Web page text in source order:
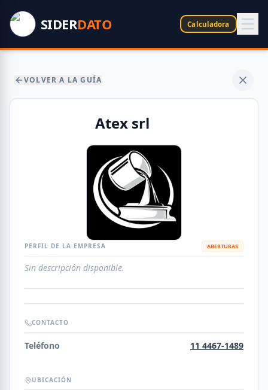
SIDERDATO Calculadora
VOLVER A LA GUÍA
Atex srl
PERFIL DE LA EMPRESA ABERTURAS
Sin descripción disponible.
CONTACTO
Teléfono 11 4467-1489
UBICACIÓN